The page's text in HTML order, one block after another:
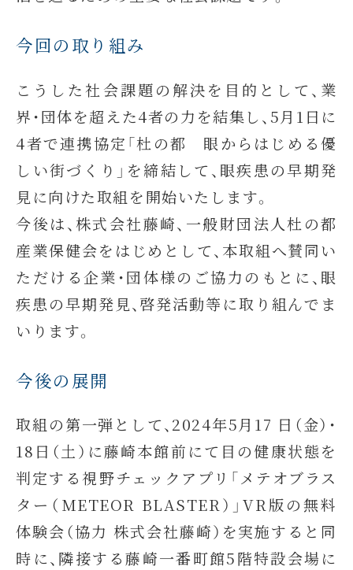
今回の取り組み
こうした社会課題の解決を目的として、業
界・団体を超えた4者の力を結集し、5月1日に
4者で連携協定「杜の都 眼からはじめる優
しい街づくり」を締結して、眼疾患の早期発
見に向けた取組を開始いたします。
今後は、株式会社藤崎、一般財団法人杜の都
産業保健会をはじめとして、本取組へ賛同い
ただける企業・団体様のご協力のもとに、眼
疾患の早期発見、啓発活動等に取り組んでま
いります。
今後の展開
取組の第一弾として、2024年5月17 日（金）・
18日（土）に藤崎本館前にて目の健康状態を
判定する視野チェックアプリ「メテオブラス
ター（METEOR BLASTER）」VR版の無料
体験会（協力 株式会社藤崎）を実施すると同
時に、隣接する藤崎一番町館5階特設会場に